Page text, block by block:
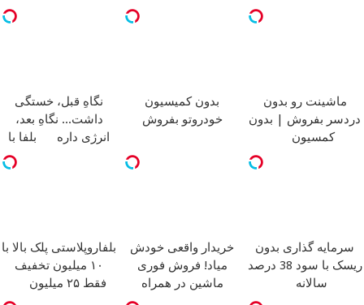
ماشینت رو بدون
دردسر بفروش | بدون
کمسیون
بدون کمیسیون
خودروتو بفروش
نگاهِ قبل، خستگی
داشت... نگاهِ بعد،
انرژی داره
بلفا با
سرمایه گذاری بدون
ریسک با سود 38 درصد
سالانه
خریدار واقعی خودش
میاد! فروش فوری
ماشین در همراه
بلفاروپلاستی پلک بالا با
۱۰ میلیون تخفیف
فقط ۲۵ میلیون